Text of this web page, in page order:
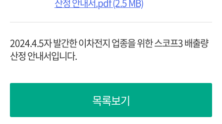
산정 안내서.pdf (2.5 MB)
2024.4.5자 발간한 이차전지 업종을 위한 스코프3 배출량
산정 안내서입니다.
목록보기